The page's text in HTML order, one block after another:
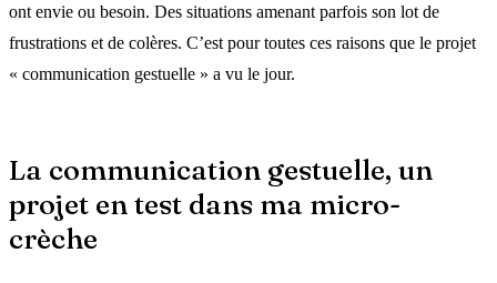
ont envie ou besoin. Des situations amenant parfois son lot de
frustrations et de colères. C’est pour toutes ces raisons que le projet
« communication gestuelle » a vu le jour.
La communication gestuelle, un
projet en test dans ma micro-
crèche